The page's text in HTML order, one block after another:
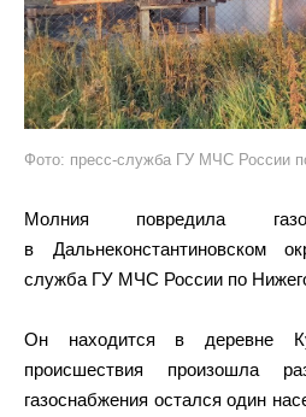
Фото: пресс-служба ГУ МЧС России
Молния повредила
в Дальнеконстантиновском
служба ГУ МЧС России по
Он находится в деревне
происшествия произошла
газоснабжения остался один